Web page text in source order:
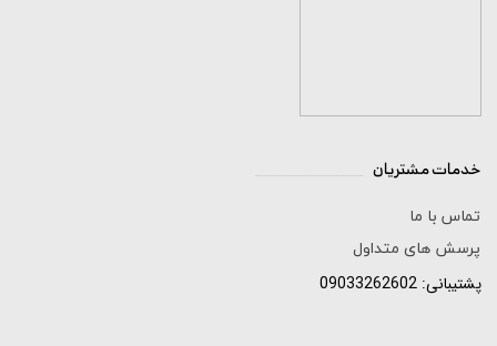
تماس با ما
پرسش های متداول
پشتیبانی: 09033262602
خدمات مشتریان